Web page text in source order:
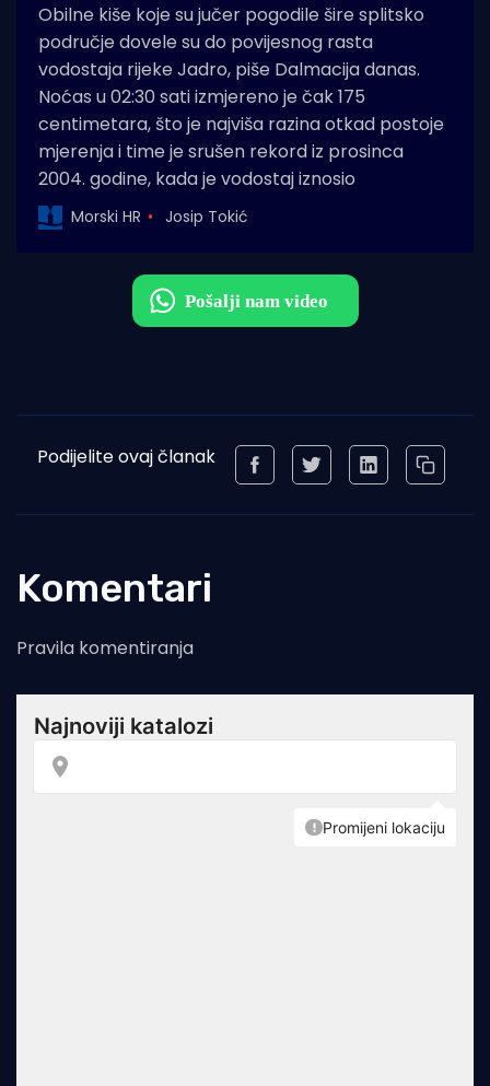
Obilne kiše koje su jučer pogodile šire splitsko
područje dovele su do povijesnog rasta
vodostaja rijeke Jadro, piše Dalmacija danas.
Noćas u 02:30 sati izmjereno je čak 175
centimetara, što je najviša razina otkad postoje
mjerenja i time je srušen rekord iz prosinca
2004. godine, kada je vodostaj iznosio
Morski HR Josip Tokić
Podijelite ovaj članak
Komentari
Pravila komentiranja